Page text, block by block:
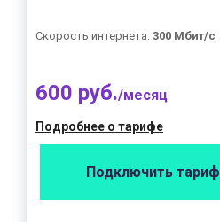
Скорость интернета: 300 Мбит/с
600 руб./месяц
Подробнее о тарифе
Подключить тариф